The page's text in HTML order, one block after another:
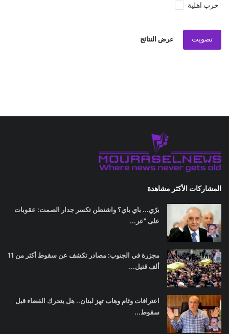
حرب اهلية
تصويت عرض النتائج
المشاركات الأكثر مشاهدة
برّي... باي باي؟ واشنطن تكسر جدار الصمت: عقوبات
على "عر...
مجزرة في الجنوب: مصادر تكشف عن سقوط أكثر من 11
ألف قتيل...
اعترافات وئام وهاب تهز لبنان.. هل يتحرك القضاء قبل
سقوط...